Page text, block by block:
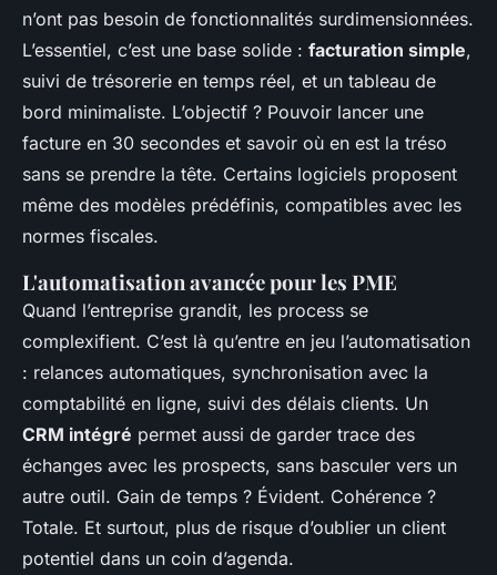
n’ont pas besoin de fonctionnalités surdimensionnées.
L’essentiel, c’est une base solide : facturation simple,
suivi de trésorerie en temps réel, et un tableau de
bord minimaliste. L’objectif ? Pouvoir lancer une
facture en 30 secondes et savoir où en est la tréso
sans se prendre la tête. Certains logiciels proposent
même des modèles prédéfinis, compatibles avec les
normes fiscales.
L'automatisation avancée pour les PME
Quand l’entreprise grandit, les process se
complexifient. C’est là qu’entre en jeu l’automatisation
: relances automatiques, synchronisation avec la
comptabilité en ligne, suivi des délais clients. Un
CRM intégré permet aussi de garder trace des
échanges avec les prospects, sans basculer vers un
autre outil. Gain de temps ? Évident. Cohérence ?
Totale. Et surtout, plus de risque d’oublier un client
potentiel dans un coin d’agenda.